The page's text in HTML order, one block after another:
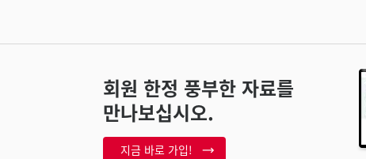
회원 한정 풍부한 자료를
만나보십시오.
지금 바로 가입!